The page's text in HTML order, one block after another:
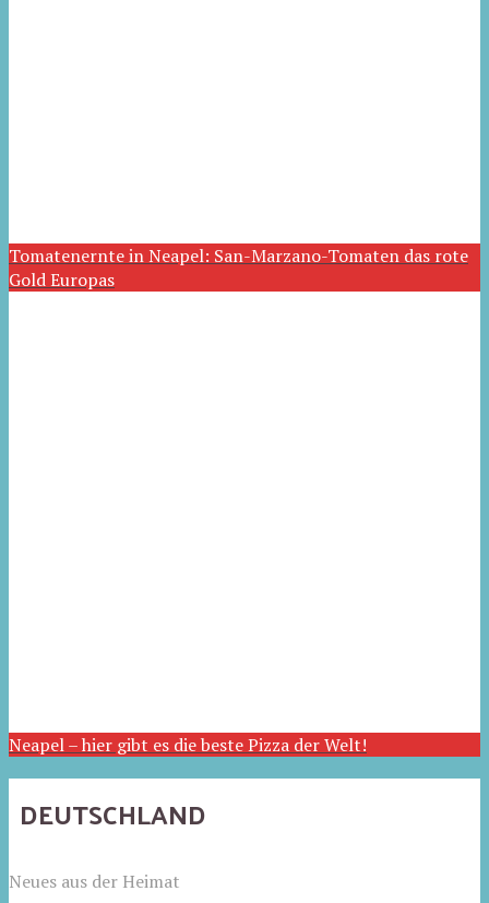
Tomatenernte in Neapel: San-Marzano-Tomaten das rote
Gold Europas
Neapel – hier gibt es die beste Pizza der Welt!
DEUTSCHLAND
Neues aus der Heimat